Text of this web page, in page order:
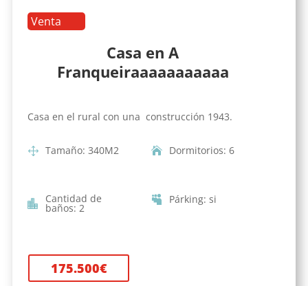
Venta
Casa en A
Franqueiraaaaaaaaaaa
Casa en el rural con una construcción 1943.
Tamaño: 340M2 Dormitorios: 6
Cantidad de
baños: 2
Párking: si
175.500€